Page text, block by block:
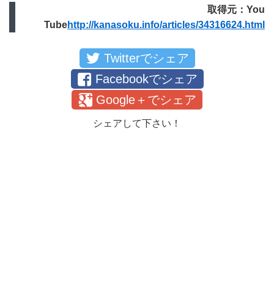
取得元：You
Tubehttp://kanasoku.info/articles/34316624.html
Twitterでシェア
Facebookでシェア
Google＋でシェア
シェアして下さい！